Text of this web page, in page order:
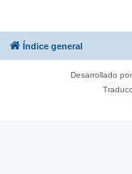
Índice general
Desarrollado por